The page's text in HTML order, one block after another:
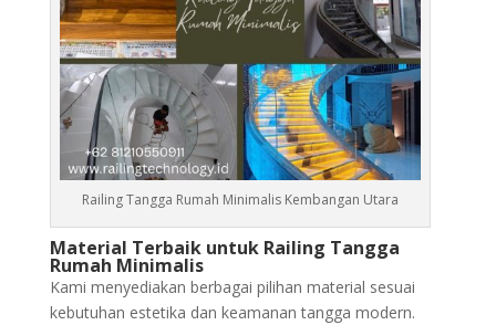
Railing Tangga Rumah Minimalis Kembangan Utara
Material Terbaik untuk Railing Tangga
Rumah Minimalis
Kami menyediakan berbagai pilihan material sesuai
kebutuhan estetika dan keamanan tangga modern.